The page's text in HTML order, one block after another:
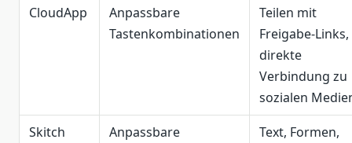
CloudApp
Anpassbare
Tastenkombinationen
Teilen mit
Freigabe-Links,
direkte
Verbindung zu
sozialen
Skitch
Anpassbare
Text, Formen,